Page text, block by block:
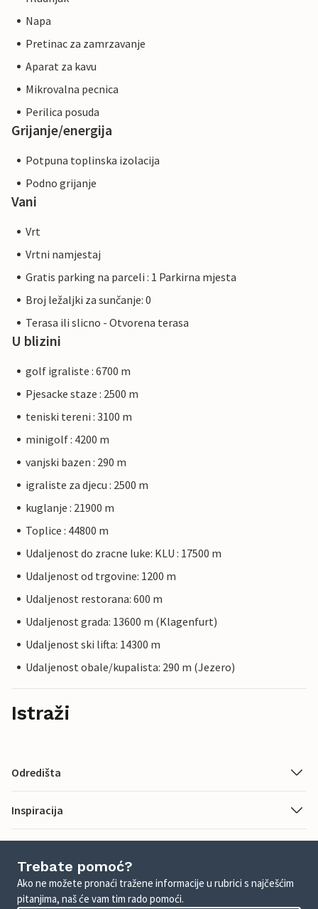
Napa
Pretinac za zamrzavanje
Aparat za kavu
Mikrovalna pecnica
Perilica posuda
Grijanje/energija
Potpuna toplinska izolacija
Podno grijanje
Vani
Vrt
Vrtni namjestaj
Gratis parking na parceli : 1 Parkirna mjesta
Broj ležaljki za sunčanje: 0
Terasa ili slicno - Otvorena terasa
U blizini
golf igraliste : 6700 m
Pjesacke staze : 2500 m
teniski tereni : 3100 m
minigolf : 4200 m
vanjski bazen : 290 m
igraliste za djecu : 2500 m
kuglanje : 21900 m
Toplice : 44800 m
Udaljenost do zracne luke: KLU : 17500 m
Udaljenost od trgovine: 1200 m
Udaljenost restorana: 600 m
Udaljenost grada: 13600 m (Klagenfurt)
Udaljenost ski lifta: 14300 m
Udaljenost obale/kupalista: 290 m (Jezero)
Istraži
Odredišta
Inspiracija
Trebate pomoć?
Ako ne možete pronaći tražene informacije u rubrici s najčešćim
pitanjima, naš će vam tim rado pomoći.